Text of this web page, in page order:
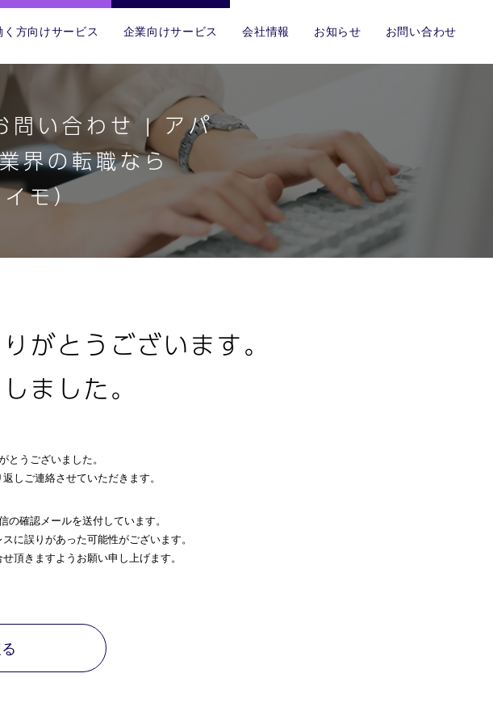
く方向けサービス 企業向けサービス 会社情報 お知らせ お問い合わせ
問い合わせ | アパ
界の転職なら
モ）
がとうございます。
ました。
とうございました。
しご連絡させていただきます。
確認メールを送付しています。
に誤りがあった可能性がございます。
頂きますようお願い申し上げます。